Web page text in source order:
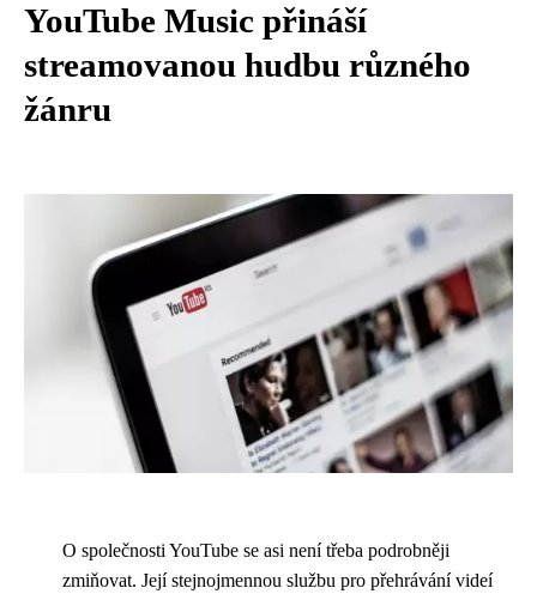
YouTube Music přináší
streamovanou hudbu různého
žánru
O společnosti YouTube se asi není třeba podrobněji
zmiňovat. Její stejnojmennou službu pro přehrávání videí